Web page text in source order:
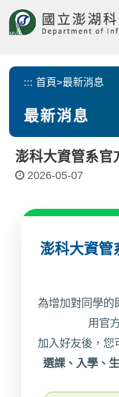
::: 首頁>最新消息
最新消息
澎科大資管系官
2026-05-07
澎科大資管
為增加對同學的
用官
加入好友後，您
選課、入學、